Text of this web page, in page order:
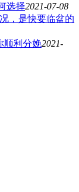
选择2021-07-08
，是快要临盆的
顺利分娩2021-